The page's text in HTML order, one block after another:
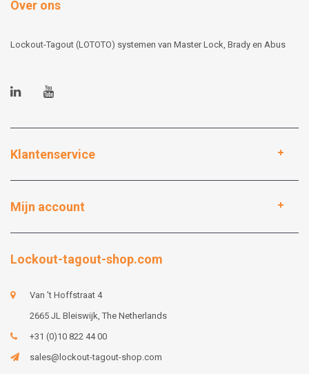
Over ons
Lockout-Tagout (LOTOTO) systemen van Master Lock, Brady en Abus
Klantenservice
Mijn account
Lockout-tagout-shop.com
Van 't Hoffstraat 4
2665 JL Bleiswijk, The Netherlands
+31 (0)10 822 44 00
sales@lockout-tagout-shop.com